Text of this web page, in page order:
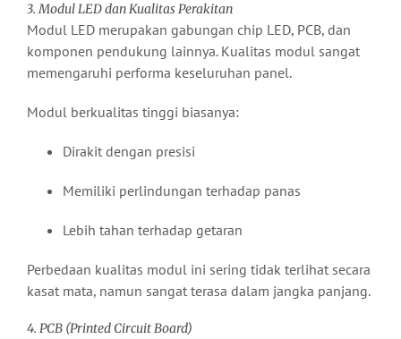
3. Modul LED dan Kualitas Perakitan
Modul LED merupakan gabungan chip LED, PCB, dan
komponen pendukung lainnya. Kualitas modul sangat
memengaruhi performa keseluruhan panel.
Modul berkualitas tinggi biasanya:
Dirakit dengan presisi
Memiliki perlindungan terhadap panas
Lebih tahan terhadap getaran
Perbedaan kualitas modul ini sering tidak terlihat secara
kasat mata, namun sangat terasa dalam jangka panjang.
4. PCB (Printed Circuit Board)